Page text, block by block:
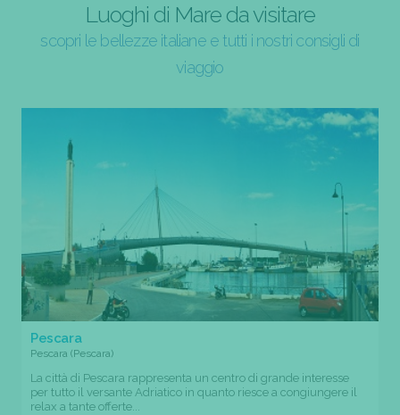
Luoghi di Mare da visitare
scopri le bellezze italiane e tutti i nostri consigli di
viaggio
Pescara
Pescara (Pescara)
La città di Pescara rappresenta un centro di grande interesse
per tutto il versante Adriatico in quanto riesce a congiungere il
relax a tante offerte...